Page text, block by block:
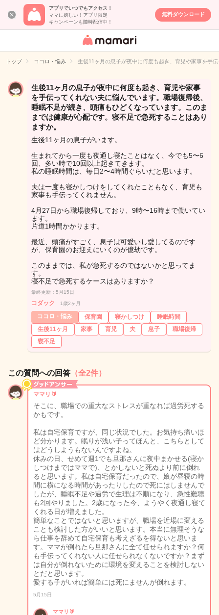
アプリでいつでもアクセス！
ママに嬉しい！アプリ限定
キャンペーンも随時配信中！
無料ダウンロード
女性専用匿名QA
イト
トップ ココロ・悩み 生後11ヶ月の息子が夜中に何度も起き、育児や家事を手
生後11ヶ月の息子が夜中に何度も起き、育児や家事
を手伝ってくれない夫に悩んでいます。職場復帰後、
睡眠不足が続き、頭痛もひどくなっています。このま
までは健康が心配です。寝不足で急死することはあり
ますか。
生後11ヶ月の息子がいます。
生まれてから一度も夜通し寝たことはなく、今でも5〜6
回、多い時で10回以上起きてきます。
私の睡眠時間は、毎日2〜4時間ぐらいだと思います。
夫は一度も寝かしつけをしてくれたこともなく、育児も
家事も手伝ってくれません。
4月27日から職場復帰しており、9時〜16時まで働いてい
ます。
片道1時間かかります。
最近、頭痛がすごく、息子は可愛いし愛してるのです
が、保育園のお迎えにいくのが億劫です。
このままでは、私が急死するのではないかと思ってま
す。
寝不足で急死するケースはありますか？
最終更新：5月15日
コダック 1歳2ヶ月
ココロ・悩み 保育園 寝かしつけ
睡眠時間
生後11ヶ月
家事 育児 夫 息子
職場復帰
寝不足
この質問への回答 （全2件）
ママリ🔰
そこに、職場での重大なストレスが重なれば過労死する
かもです。
私は自宅保育ですが、同じ状況でした。お気持ち痛いほ
ど分かります。眠りが浅い子ってほんと、こちらとして
はどうしようもないんですよね。
休みの日、せめて週1でも旦那さんに夜中まかせる(寝か
しつけまではママで)、とかしないと死ぬより前に倒れ
ると思います。私は自宅保育だったので、娘が昼寝の時
間に横になる時間があったりしたので死にはしませんで
したが、睡眠不足や過労で生理は不順になり、急性難聴
も2回やりました。2歳になった今、ようやく夜通し寝て
くれる日が増えました。
簡単なことではないと思いますが、職場を近場に変える
ことも検討した方がいいと思います。本当に無理そうな
ら仕事を辞めて自宅保育も考えざるを得ないと思いま
す。ママが倒れたら旦那さんに全て任せられますか？何
も手伝ってくれない人に任せられなくないですか？まず
は自分が倒れないために環境を変えることを検討しない
とだと思います。
愛する子がいれば簡単には死にませんが倒れます。
5月15日
ママリ🔰